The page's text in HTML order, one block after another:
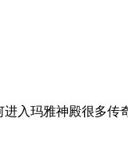
入玛雅神殿很多传